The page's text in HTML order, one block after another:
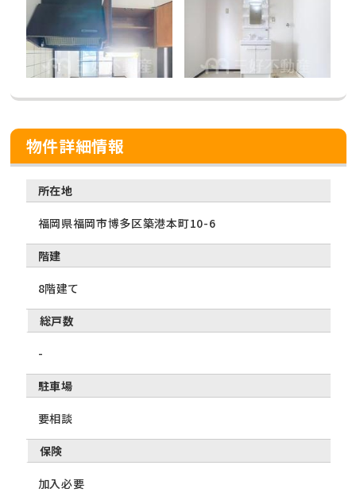
物件詳細情報
所在地
福岡県福岡市博多区築港本町10-6
階建
8階建て
総戸数
-
駐車場
要相談
保険
加入必要